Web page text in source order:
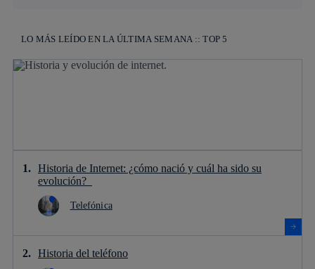
LO MÁS LEÍDO EN LA ÚLTIMA SEMANA :: TOP 5
Historia de Internet: ¿cómo nació y cuál ha sido su
evolución?
Telefónica
Historia del teléfono